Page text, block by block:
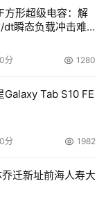
款软件和两个外
有8个3.0Gb/s
型应用的性
连接SCSI RAID
SAS RAID卡，
主机接口安装
配置了128MB带
、1、10、5和50
、RAID类别转
形超级电容：解
dt瞬态负载冲击难
分 1280
Galaxy Tab S10 FE
分 1982
迁新址前海人寿大